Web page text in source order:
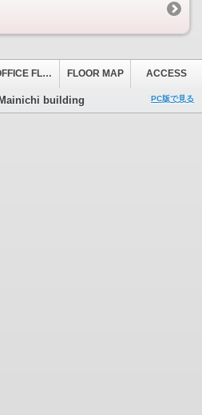
OFFICE FLOOR FLOOR MAP ACCESS
building PC版で見る